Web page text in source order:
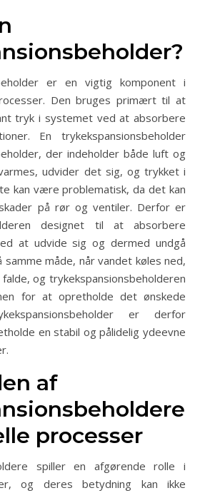
er en vigtig komponent i
Den bruges primært til at
tryk i systemet ved at absorbere
En trykekspansionsbeholder
der indeholder både luft og
udvider det sig, og trykket i
kan være problematisk, da det kan
på rør og ventiler. Derfor er
designet til at absorbere
at udvide sig og dermed undgå
måde, når vandet køles ned,
og trykekspansionsbeholderen
for at opretholde det ønskede
er derfor
en stabil og pålidelig ydeevne
af
processer
spiller en afgørende rolle i
og deres betydning kan ikke